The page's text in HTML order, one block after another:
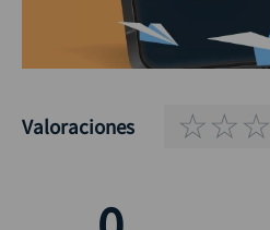
Valoraciones ☆☆☆